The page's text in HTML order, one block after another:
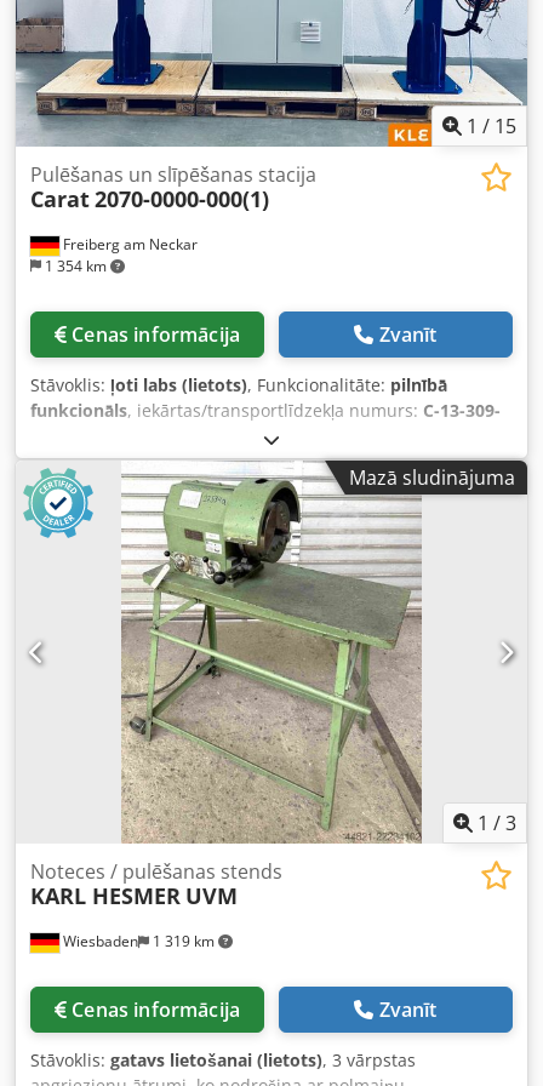
1 / 15
Freiberg am Neckar
1 354 km
Pulēšanas un slīpēšanas stacija
Carat2070-0000-000(1)
Cenas informācija Zvanīt
Stāvoklis: ļoti labs (lietots), Funkcionalitāte: pilnībā
funkcionāls, iekārtas/transportlīdzekļa numurs: C-13-309-
, kopējais svars:
Izmantojiet iespēju iegādāties augstas kvalitātes lietotu
Carat slīpēšanas un pulēšanas staciju: Šis komplekts
sastāv no vadības skapja un divām precīzām pulēšanas
iekārtām, kas aprīkotas ar robota pieslēgumu maksimālai
efektivitātei. Ideāli piemērots profesionālai lietošanai
rūpniecībā. Atbilstoši roboti var tikt piedāvāti atsevišķi.
Izgatavošanas gads: 05.2013 Kopējais augstums: 240 cm
Gaisa spiediens: max. 6 bāri Nominālā strāva: 11,5 A
Credpfouzyctjx Ac Tef Nominālā jauda: 5,5 kW Komplektā:
3 paletes ar 2 pulēšanas iekārtām un 1 vadības skapi
Mazā sludinājuma
1 /3
Wiesbaden 1 319 km
Noteces / pulēšanas stends
KARL HESMER UVM
Cenas informācija Zvanīt
Stāvoklis: gatavs lietošanai (lietots), 3 vārpstas